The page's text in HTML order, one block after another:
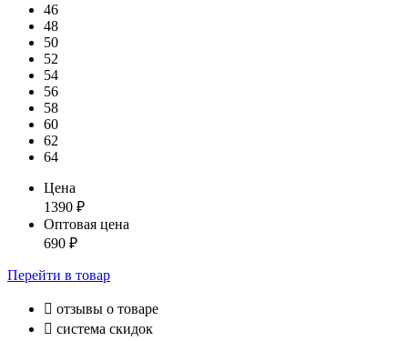
46
48
50
52
54
56
58
60
62
64
Цена
1390 ₽
Оптовая цена
690 ₽
Перейти в товар
 отзывы о товаре
 система скидок